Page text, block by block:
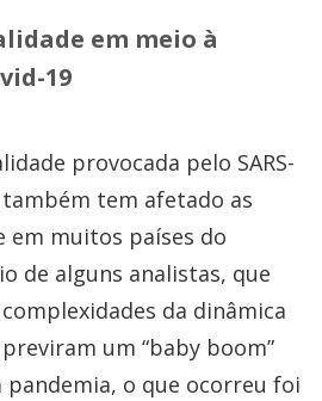
em meio à
19
provocada pelo SARS-
também tem afetado as
em muitos países do
de alguns analistas, que
da dinâmica
um “baby boom”
pandemia, o que ocorreu foi